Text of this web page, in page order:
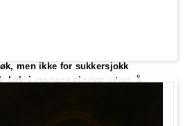
men ikke for sukkersjokk
løk i generasjoner uten å